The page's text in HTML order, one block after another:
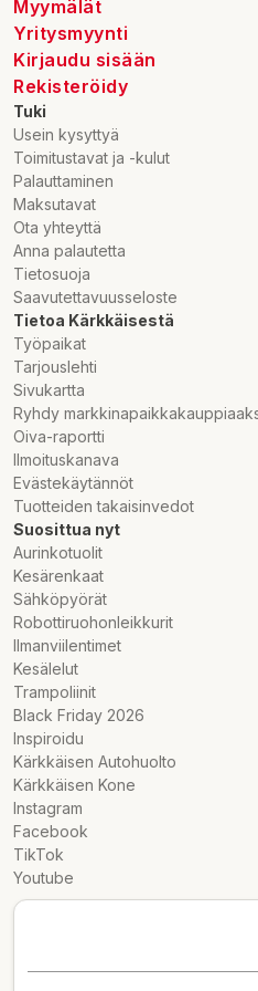
Marknadsförare:
GEORGES MONIN SAS
3 Rue Georges Monin BP
Myymälät
Yritysmyynti
Kirjaudu sisään
Rekisteröidy
Tuki
Usein kysyttyä
Toimitustavat ja -kulut
Palauttaminen
Maksutavat
Ota yhteyttä
Anna palautetta
Tietosuoja
Saavutettavuusseloste
Tietoa Kärkkäisestä
Työpaikat
Tarjouslehti
Sivukartta
Ryhdy
Oiva-raportti
Ilmoituskanava
Evästekäytännöt
Tuotteiden takaisinvedot
Suosittua nyt
Aurinkotuolit
Kesärenkaat
Sähköpyörät
Robottiruohonleikkurit
Ilmanviilentimet
Kesälelut
Trampoliinit
Black Friday 2026
Inspiroidu
Kärkkäisen Autohuolto
Kärkkäisen Kone
Instagram
Facebook
TikTok
Youtube